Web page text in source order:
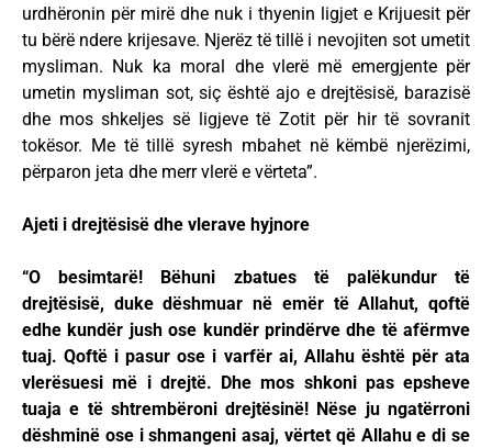
urdhëronin për mirë dhe nuk i thyenin ligjet e Krijuesit për
tu bërë ndere krijesave. Njerëz të tillë i nevojiten sot umetit
mysliman. Nuk ka moral dhe vlerë më emergjente për
umetin mysliman sot, siç është ajo e drejtësisë, barazisë
dhe mos shkeljes së ligjeve të Zotit për hir të sovranit
tokësor. Me të tillë syresh mbahet në këmbë njerëzimi,
përparon jeta dhe merr vlerë e vërteta”.
Ajeti i drejtësisë dhe vlerave hyjnore
“O besimtarë! Bëhuni zbatues të palëkundur të
drejtësisë, duke dëshmuar në emër të Allahut, qoftë
edhe kundër jush ose kundër prindërve dhe të afërmve
tuaj. Qoftë i pasur ose i varfër ai, Allahu është për ata
vlerësuesi më i drejtë. Dhe mos shkoni pas epsheve
tuaja e të shtrembëroni drejtësinë! Nëse ju ngatërroni
dëshminë ose i shmangeni asaj, vërtet që Allahu e di se